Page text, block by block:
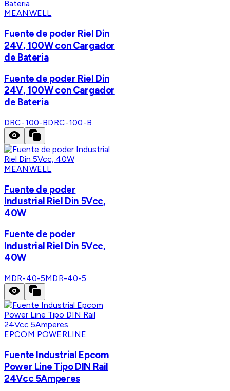
MEANWELL
Fuente de poder Riel Din
24V, 100W con Cargador
de Bateria
Fuente de poder Riel Din
24V, 100W con Cargador
de Bateria
DRC-100-BDRC-100-B
MEANWELL
Fuente de poder
Industrial Riel Din 5Vcc,
40W
Fuente de poder
Industrial Riel Din 5Vcc,
40W
MDR-40-5MDR-40-5
EPCOM POWERLINE
Fuente Industrial Epcom
Power Line Tipo DIN Rail
24Vcc 5Amperes